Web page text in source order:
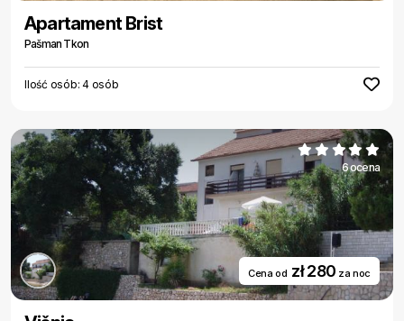
Apartament Brist
Pašman Tkon
Ilość osób: 4 osób
6 ocena
Cena od zł 280 za noc